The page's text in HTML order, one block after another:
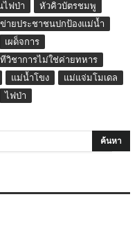
ฟป่า
หัวคิวบัตรชมพู
ข่ายประชาชนปกป้องแม่น้ำ
เผด็จการ
ทีวิชาการไม่ใช่ค่ายทหาร
แม่น้ำโขง
แม่แจ่มโมเดล
ไฟป่า